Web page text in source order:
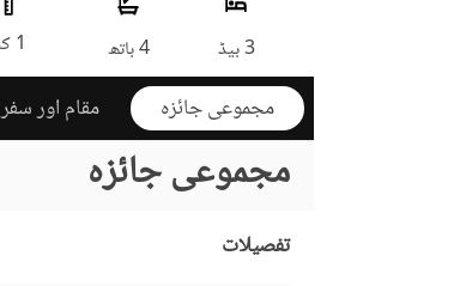
3 بیڈ 4 باتھ 1 کنال
مجموعی جائزہ مقام اور سفر
مجموعی جائزہ
تفصیلات